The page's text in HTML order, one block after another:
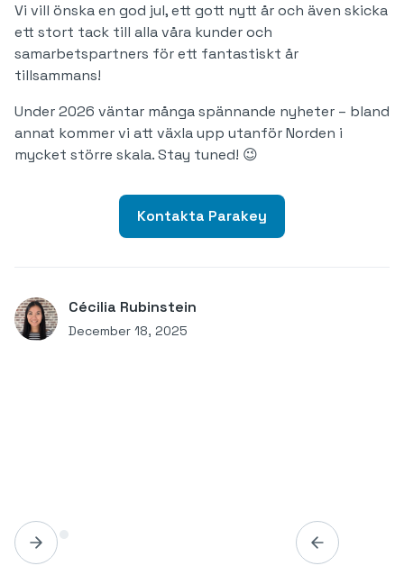
Vi vill önska en god jul, ett gott nytt år och även skicka
ett stort tack till alla våra kunder och
samarbetspartners för ett fantastiskt år
tillsammans!
Under 2026 väntar många spännande nyheter – bland
annat kommer vi att växla upp utanför Norden i
mycket större skala. Stay tuned! 😉
Kontakta Parakey
Cécilia Rubinstein
December 18, 2025